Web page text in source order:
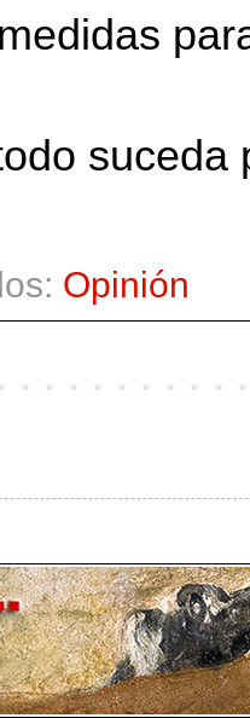
medidas
Opinión